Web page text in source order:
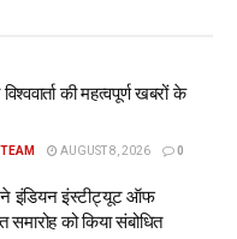
की महत्वपूर्ण खबरों के
AUGUST 8, 2026 0
ने इंडियन इंस्टीट्यूट ऑफ
समारोह को किया संबोधित